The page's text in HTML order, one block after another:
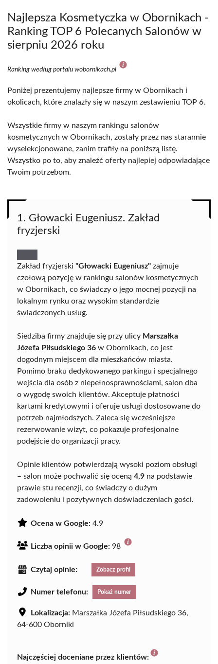
Najlepsza Kosmetyczka w Obornikach -
Ranking TOP 6 Polecanych Salonów w
sierpniu 2026 roku
Ranking według portalu wobornikach.pl
Poniżej prezentujemy najlepsze firmy w Obornikach i
okolicach, które znalazły się w naszym zestawieniu TOP 6.
Wszystkie firmy w naszym rankingu salonów
kosmetycznych w Obornikach, zostały przez nas starannie
wyselekcjonowane, zanim trafiły na poniższą listę.
Wszystko po to, aby znaleźć oferty najlepiej odpowiadające
Twoim potrzebom.
1. Głowacki Eugeniusz. Zakład
fryzjerski
Zakład fryzjerski "Głowacki Eugeniusz" zajmuje
czołową pozycję w rankingu salonów kosmetycznych
w Obornikach, co świadczy o jego mocnej pozycji na
lokalnym rynku oraz wysokim standardzie
świadczonych usług.
Siedziba firmy znajduje się przy ulicy Marszałka
Józefa Piłsudskiego 36 w Obornikach, co jest
dogodnym miejscem dla mieszkańców miasta.
Pomimo braku dedykowanego parkingu i specjalnego
wejścia dla osób z niepełnosprawnościami, salon dba
o wygodę swoich klientów. Akceptuje płatności
kartami kredytowymi i oferuje usługi dostosowane do
potrzeb najmłodszych. Zaleca się wcześniejsze
rezerwowanie wizyt, co pokazuje profesjonalne
podejście do organizacji pracy.
Opinie klientów potwierdzają wysoki poziom obsługi
– salon może pochwalić się oceną 4,9 na podstawie
prawie stu recenzji, co świadczy o dużym
zadowoleniu i pozytywnych doświadczeniach gości.
Ocena w Google: 4.9
Liczba opinii w Google: 98
Czytaj opinie: Zobacz profil
Numer telefonu: Pokaż numer
Lokalizacja: Marszałka Józefa Piłsudskiego 36,
64-600 Oborniki
Najczęściej doceniane przez klientów: